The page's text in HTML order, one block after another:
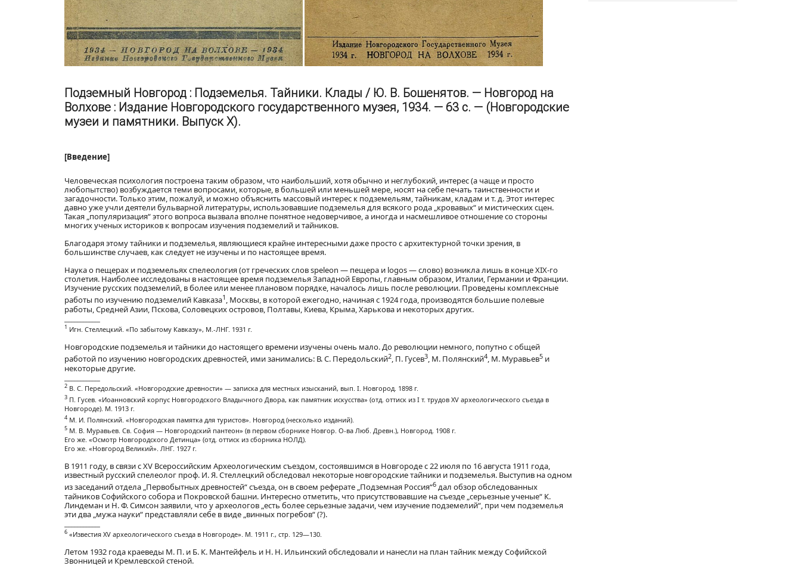
Подземный Новгород : Подземелья. Тайники. Клады / Ю. В. Бошенятов. — Новгород на
Волхове : Издание Новгородского государственного музея, 1934. — 63 с. — (Новгородские
музеи и памятники. Выпуск X).
[Введение]
Человеческая психология построена таким образом, что наибольший, хотя обычно и неглубокий, интерес (а чаще и просто
любопытство) возбуждается теми вопросами, которые, в большей или меньшей мере, носят на себе печать таинственности и
загадочности. Только этим, пожалуй, и можно объяснить массовый интерес к подземельям, тайникам, кладам и т. д. Этот интерес
давно уже учли деятели бульварной литературы, использовавшие подземелья для всякого рода „кровавых“ и мистических сцен.
Такая „популяризация“ этого вопроса вызвала вполне понятное недоверчивое, а иногда и насмешливое отношение со стороны
многих ученых историков к вопросам изучения подземелий и тайников.
Благодаря этому тайники и подземелья, являющиеся крайне интересными даже просто с архитектурной точки зрения, в
большинстве случаев, как следует не изучены и по настоящее время.
Наука о пещерах и подземельях спелеология (от греческих слов speleon — пещера и logos — слово) возникла лишь в конце XIX-го
столетия. Наиболее исследованы в настоящее время подземелья Западной Европы, главным образом, Италии, Германии и Франции.
Изучение русских подземелий, в более или менее плановом порядке, началось лишь после революции. Проведены комплексные
работы по изучению подземелий Кавказа1, Москвы, в которой ежегодно, начиная с 1924 года, производятся большие полевые
работы, Средней Азии, Пскова, Соловецких островов, Полтавы, Киева, Крыма, Харькова и некоторых других.
1 Игн. Стеллецкий. «По забытому Кавказу», М.-ЛНГ. 1931 г.
Новгородские подземелья и тайники до настоящего времени изучены очень мало. До революции немного, попутно с общей
работой по изучению новгородских древностей, ими занимались: В. С. Передольский2, П. Гусев3, М. Полянский4, М. Муравьев5 и
некоторые другие.
2 В. С. Передольский. «Новгородские древности» — записка для местных изысканий, вып. I. Новгород. 1898 г.
3 П. Гусев. «Иоанновский корпус Новгородского Владычного Двора, как памятник искусства» (отд. оттиск из І т. трудов XV археологического съезда в
Новгороде). М. 1913 г.
4 М. И. Полянский. «Новгородская памятка для туристов». Новгород (несколько изданий).
5 М. В. Муравьев. Св. София — Новгородский пантеон» (в первом сборнике Новгор. О-ва Люб. Древн.), Новгород. 1908 г.
Его же. «Осмотр Новгородского Детинца» (отд. оттиск из сборника НОЛД).
Его же. «Новгород Великий». ЛНГ. 1927 г.
В 1911 году, в связи с XV Всероссийским Археологическим съездом, состоявшимся в Новгороде с 22 июля по 16 августа 1911 года,
известный русский спелеолог проф. И. Я. Стеллецкий обследовал некоторые новгородские тайники и подземелья. Выступив на одном
из заседаний отдела „Первобытных древностей“ съезда, он в своем реферате „Подземная Россия“6 дал обзор обследованных
тайников Софийского собора и Покровской башни. Интересно отметить, что присутствовавшие на съезде „серьезные ученые“ К.
Линдеман и Н. Ф. Симсон заявили, что у археологов „есть более серьезные задачи, чем изучение подземелий“, при чем подземелья
эти два „мужа науки“ представляли себе в виде „винных погребов“ (?).
6 «Известия XV археологического съезда в Новгороде». М. 1911 г., стр. 129—130.
Летом 1932 года краеведы М. П. и Б. К. Мантейфель и Н. Н. Ильинский обследовали и нанесли на план тайник между Софийской
Звонницей и Кремлевской стеной.